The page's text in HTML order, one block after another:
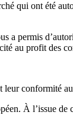
qui ont été
a permis
au profit des
leur conformité
À l’issue